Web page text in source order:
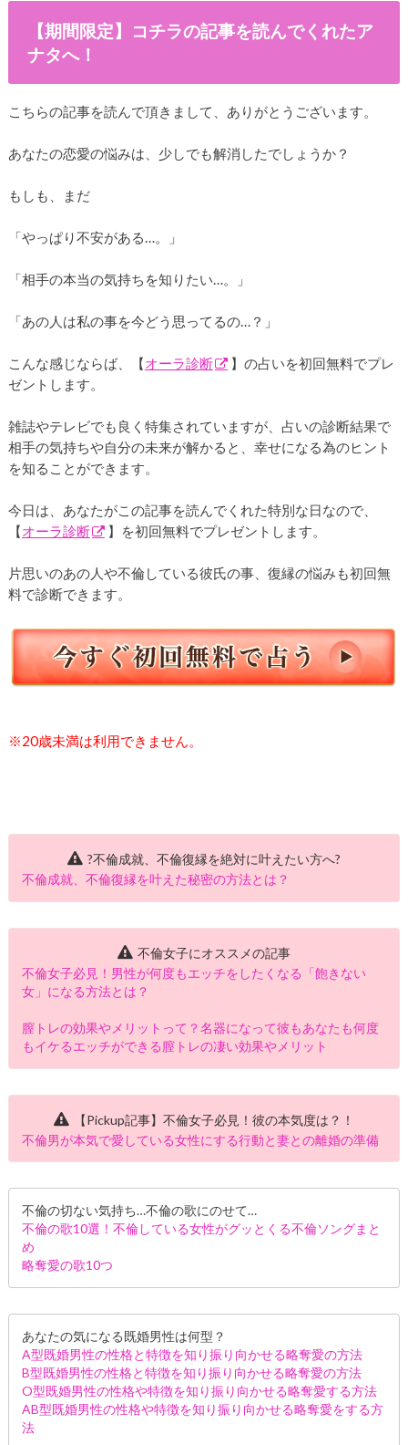
【期間限定】コチラの記事を読んでくれたア
ナタへ！
こちらの記事を読んで頂きまして、ありがとうございます。
あなたの恋愛の悩みは、少しでも解消したでしょうか？
もしも、まだ
「やっぱり不安がある…。」
「相手の本当の気持ちを知りたい…。」
「あの人は私の事を今どう思ってるの…？」
こんな感じならば、【オーラ診断
】の占いを初回無料でプレ
ゼントします。
雑誌やテレビでも良く特集されていますが、占いの診断結果で
相手の気持ちや自分の未来が解かると、幸せになる為のヒント
を知ることができます。
今日は、あなたがこの記事を読んでくれた特別な日なので、
【オーラ診断 】を初回無料でプレゼントします。
片思いのあの人や不倫している彼氏の事、復縁の悩みも初回無
料で診断できます。
※20歳未満は利用できません。
?不倫成就、不倫復縁を絶対に叶えたい方へ?
不倫成就、不倫復縁を叶えた秘密の方法とは？
不倫女子にオススメの記事
不倫女子必見！男性が何度もエッチをしたくなる「飽きない
女」になる方法とは？
膣トレの効果やメリットって？名器になって彼もあなたも何度
もイケるエッチができる膣トレの凄い効果やメリット
【Pickup記事】不倫女子必見！彼の本気度は？！
不倫男が本気で愛している女性にする行動と妻との離婚の準備
不倫の切ない気持ち…不倫の歌にのせて…
不倫の歌10選！不倫している女性がグッとくる不倫ソングまと
め
略奪愛の歌10つ
あなたの気になる既婚男性は何型？
A型既婚男性の性格と特徴を知り振り向かせる略奪愛の方法
B型既婚男性の性格と特徴を知り振り向かせる略奪愛の方法
O型既婚男性の性格や特徴を知り振り向かせる略奪愛する方法
AB型既婚男性の性格や特徴を知り振り向かせる略奪愛をする方
法